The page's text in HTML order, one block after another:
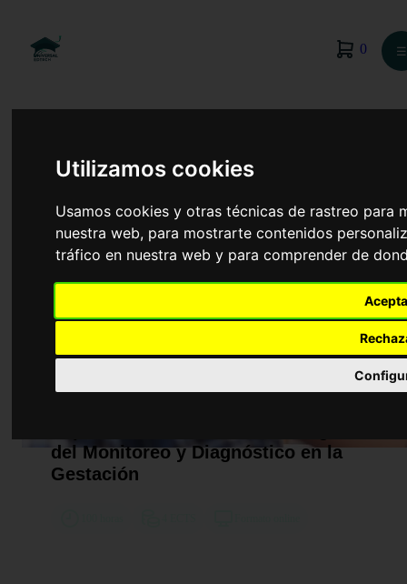
Utilizamos cookies
Usamos cookies y otras técnicas de rastreo para
nuestra web, para mostrarte contenidos
tráfico en nuestra web y para comprender de
0 ☰
Enfermería
del Monitoreo y Diagnóstico en la
Gestación